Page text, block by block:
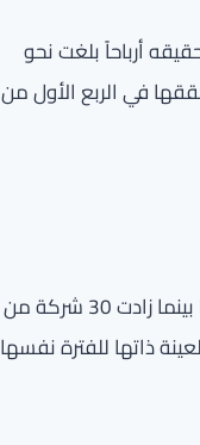
أرباحاً بلغت نحو
من مستوى 2ر90 مليون دينار (نحو 276 مليون دولار) حققها في الربع الأول من
وبين التقرير أن 75 شركة سجلت هبوطاً في مستوى أدائها ضمنها 45 شركة انخفض مستوى أرباحها بينما زادت 30 شركة من
في أدائها ضمن العينة ذاتها للفترة نفسها